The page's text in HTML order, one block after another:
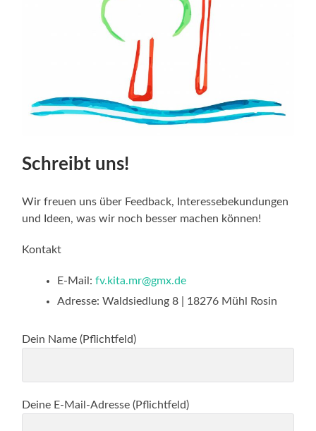
Schreibt uns!
Wir freuen uns über Feedback, Interessebekundungen
und Ideen, was wir noch besser machen können!
Kontakt
E-Mail:fv.kita.mr@gmx.de
Adresse: Waldsiedlung 8 | 18276 Mühl Rosin
Dein Name (Pflichtfeld)
Deine E-Mail-Adresse (Pflichtfeld)